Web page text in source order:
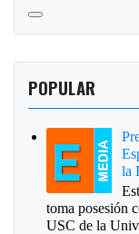
POPULAR
la
toma posesión
USC de la